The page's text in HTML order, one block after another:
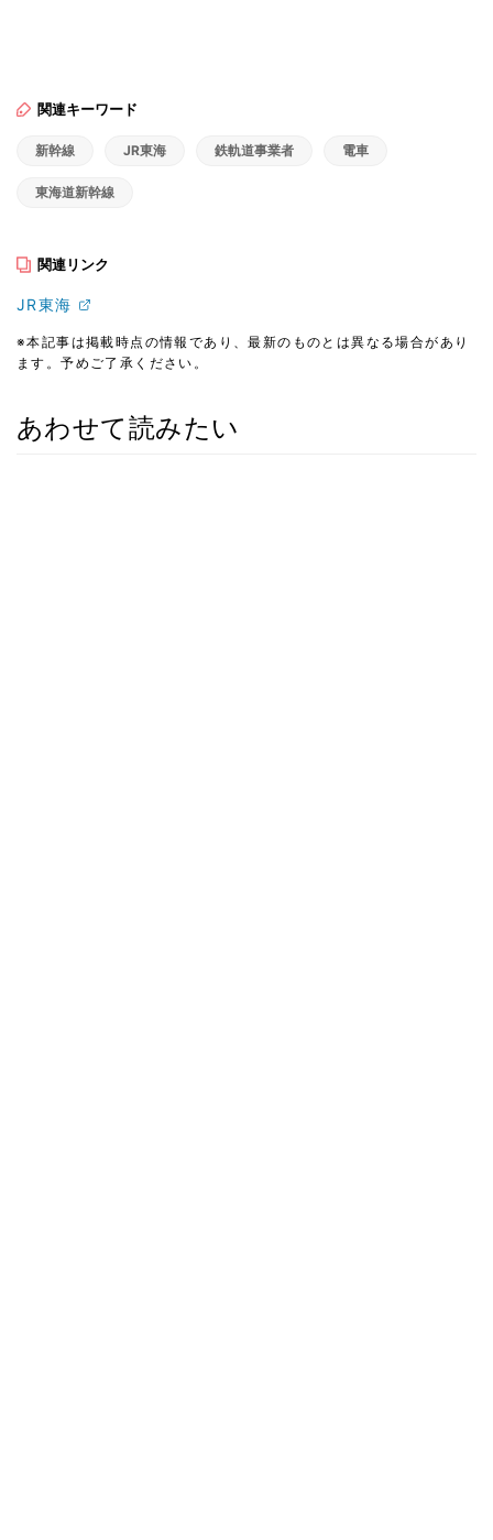
関連キーワード
新幹線 JR東海 鉄軌道事業者 電車
東海道新幹線
関連リンク
JR東海
※本記事は掲載時点の情報であり、最新のものとは異なる場合があり
ます。予めご了承ください。
あわせて読みたい